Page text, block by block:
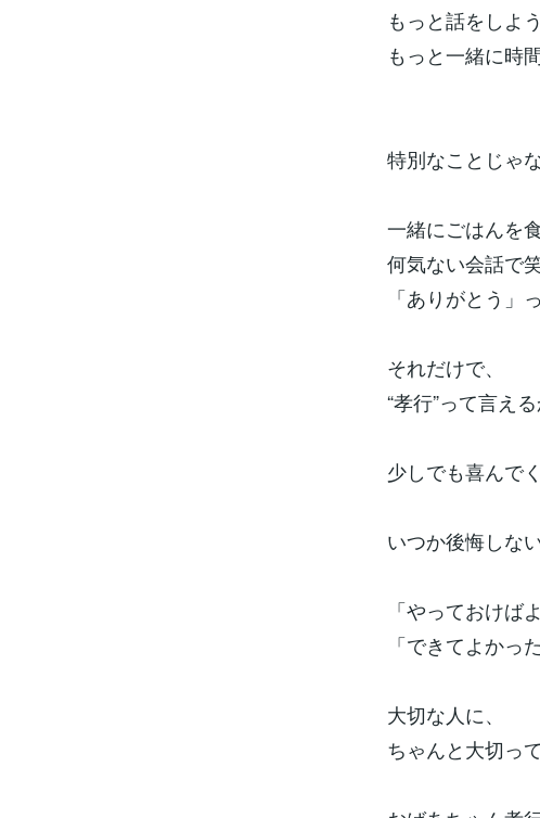
もっと話をしよう
もっと一緒に時
特別なことじゃ
一緒にごはんを
何気ない会話で
「ありがとう」
それだけで、
“孝行”って言え
少しでも喜んで
いつか後悔しな
「やっておけば
「できてよかっ
大切な人に、
ちゃんと大切っ